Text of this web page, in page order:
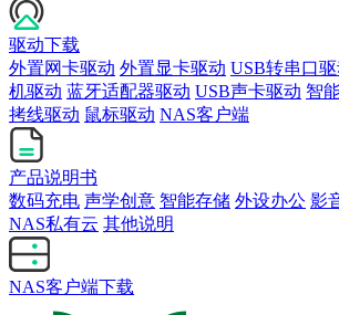
驱动下载
外置网卡驱动 外置显卡驱动 USB转串口
机驱动 蓝牙适配器驱动 USB声卡驱动 智
拷线驱动 鼠标驱动 NAS客户端
产品说明书
数码充电 声学创意 智能存储 外设办公 影
NAS私有云 其他说明
NAS客户端下载